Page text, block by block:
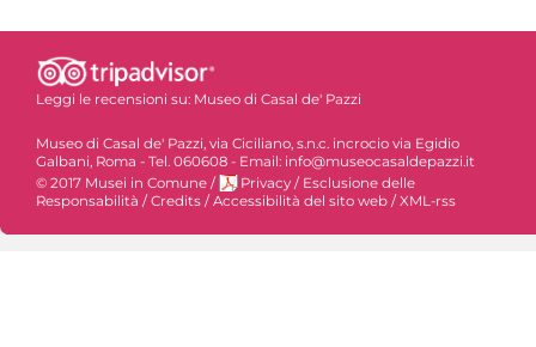
Leggi le recensioni su: Museo di Casal de' Pazzi
Museo di Casal de' Pazzi, via Ciciliano, s.n.c. incrocio via Egidio
Galbani, Roma - Tel. 060608 - Email: info@museocasaldepazzi.it
© 2017 Musei in Comune / Privacy / Esclusione delle
Responsabilità /Credits /Accessibilità del sito web /XML-rss